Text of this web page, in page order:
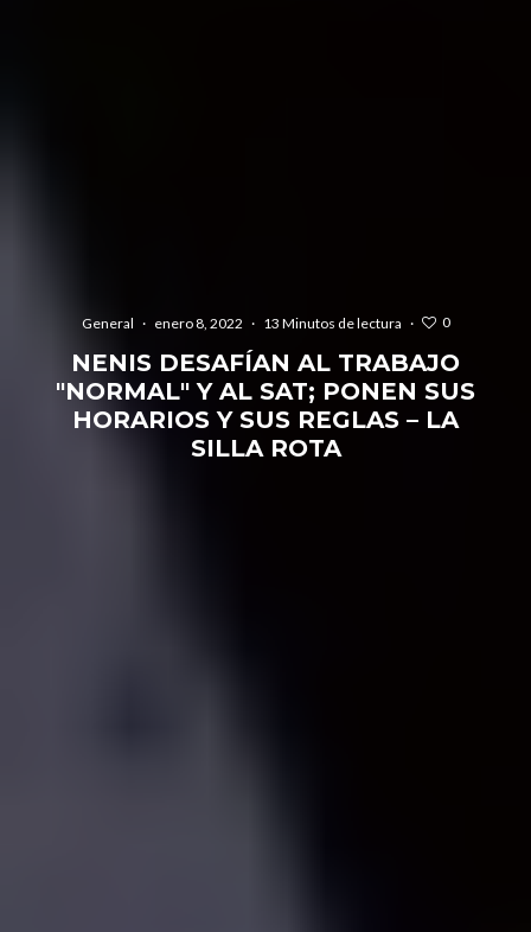
General · enero 8, 2022 · 13 Minutos de lectura · 0
NENIS DESAFÍAN AL TRABAJO
"NORMAL" Y AL SAT; PONEN SUS
HORARIOS Y SUS REGLAS – LA
SILLA ROTA